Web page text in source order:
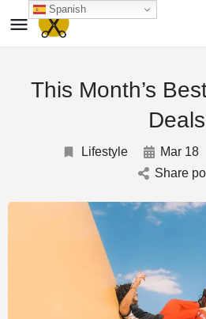
This Month’s
Deals
Lifestyle Mar 18
Share
Spanish